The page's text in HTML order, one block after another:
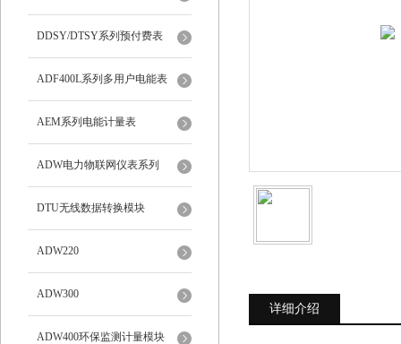
DDSY/DTSY系列预付费表
ADF400L系列多用户电能表
AEM系列电能计量表
ADW电力物联网仪表系列
DTU无线数据转换模块
ADW220
ADW300
ADW400环保监测计量模块
详细介绍